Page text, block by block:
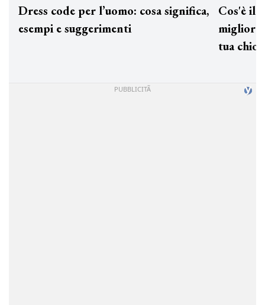
Dress code per l’uomo: cosa significa,
esempi e suggerimenti
tua